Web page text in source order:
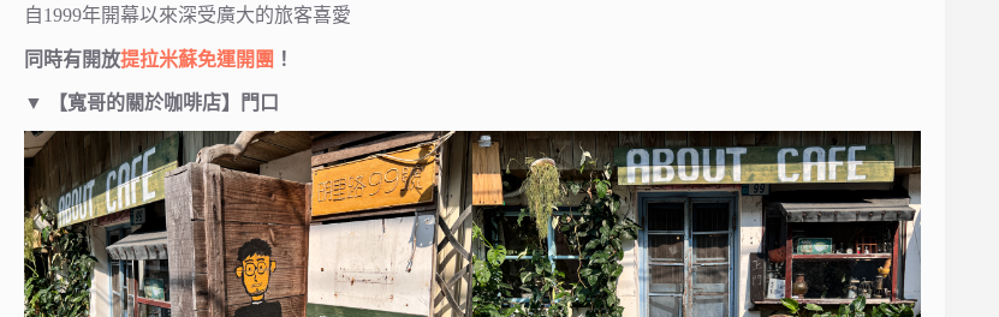
自1999年開幕以來深受廣大的旅客喜愛
同時有開放提拉米蘇免運開團 ！
▼ 【寬哥的關於咖啡店】門口